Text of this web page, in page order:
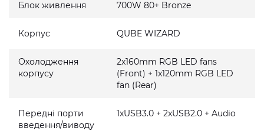
Блок живлення 700W 80+ Bronze
Корпус QUBE WIZARD
Охолодження
корпусу
2x160mm RGB LED fans
(Front) + 1x120mm RGB LED
fan (Rear)
Передні порти
введення/виводу
1xUSB3.0 + 2xUSB2.0 + Audio